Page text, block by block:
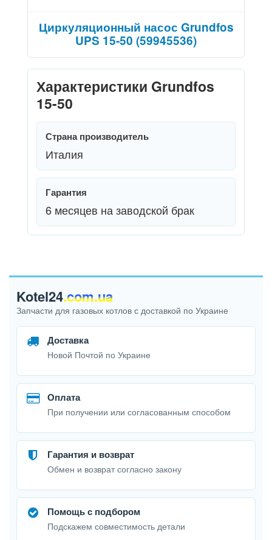
Циркуляционный насос Grundfos
UPS 15-50 (59945536)
Характеристики Grundfos
15-50
Страна производитель
Италия
Гарантия
6 месяцев на заводской брак
Kotel24.com.ua
Запчасти для газовых котлов с доставкой по Украине
Доставка
Новой Почтой по Украине
Оплата
При получении или согласованным способом
Гарантия и возврат
Обмен и возврат согласно закону
Помощь с подбором
Подскажем совместимость детали